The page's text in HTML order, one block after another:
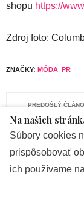
shopu https://
Zdroj foto:
ZNAČKY: MÓDA PR
PREDOŠLÝ
Ľadvinka
kombinovať?
Pripravení na
Na našich
Súbory cookies
prispôsobovať
ich používame